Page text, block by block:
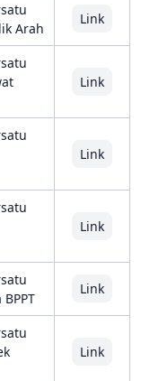
Arah
Link
Link
Link
Link
Link
Link